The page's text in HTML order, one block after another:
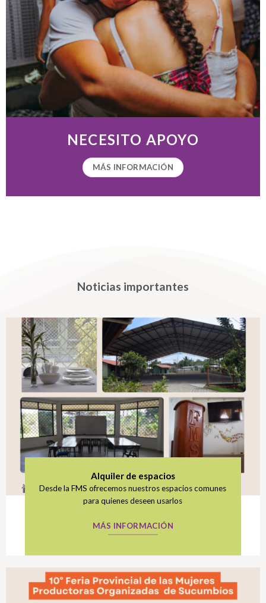
NECESITO APOYO
MÁS INFORMACIÓN
Noticias importantes
Alquiler de espacios
Desde la FMS ofrecemos nuestros espacios comunes
para quienes deseen usarlos
MÁS INFORMACIÓN